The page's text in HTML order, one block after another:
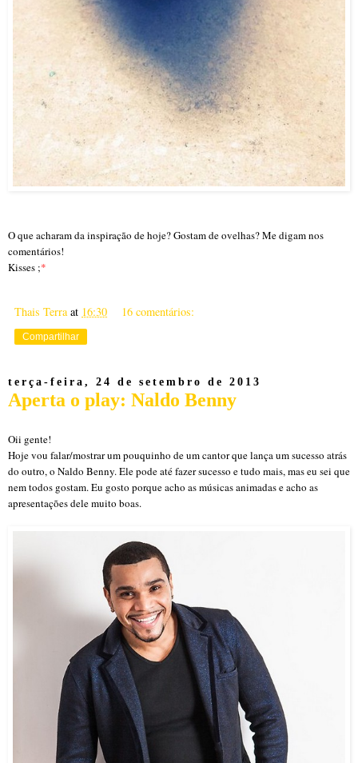
O que acharam da inspiração de hoje? Gostam de ovelhas? Me digam nos
comentários!
Kisses ;*
Thais Terra at 16:30 16 comentários:
Compartilhar
terça-feira, 24 de setembro de 2013
Aperta o play: Naldo Benny
Oii gente!
Hoje vou falar/mostrar um pouquinho de um cantor que lança um sucesso atrás
do outro, o Naldo Benny. Ele pode até fazer sucesso e tudo mais, mas eu sei que
nem todos gostam. Eu gosto porque acho as músicas animadas e acho as
apresentações dele muito boas.